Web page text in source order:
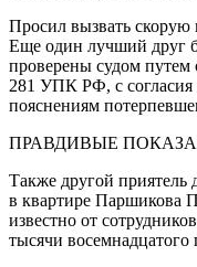
Просил вызвать
Еще один лучший друг
проверены судом путем
281 УПК РФ, с согласия
пояснениям
ПРАВДИВЫЕ
Также другой приятель
в квартире Паршикова
известно от
тысячи восемнадцатого